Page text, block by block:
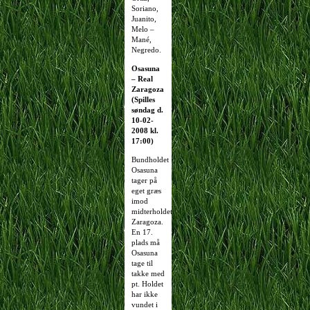
Soriano,
Juanito,
Melo –
Mané,
Negredo.
Osasuna
– Real
Zaragoza
(Spilles
søndag d.
10-02-
2008 kl.
17:00)
Bundholdet
Osasuna
tager på
eget græs
imod
midterholdet
Zaragoza.
En 17.
plads må
Osasuna
tage til
takke med
pt. Holdet
har ikke
vundet i